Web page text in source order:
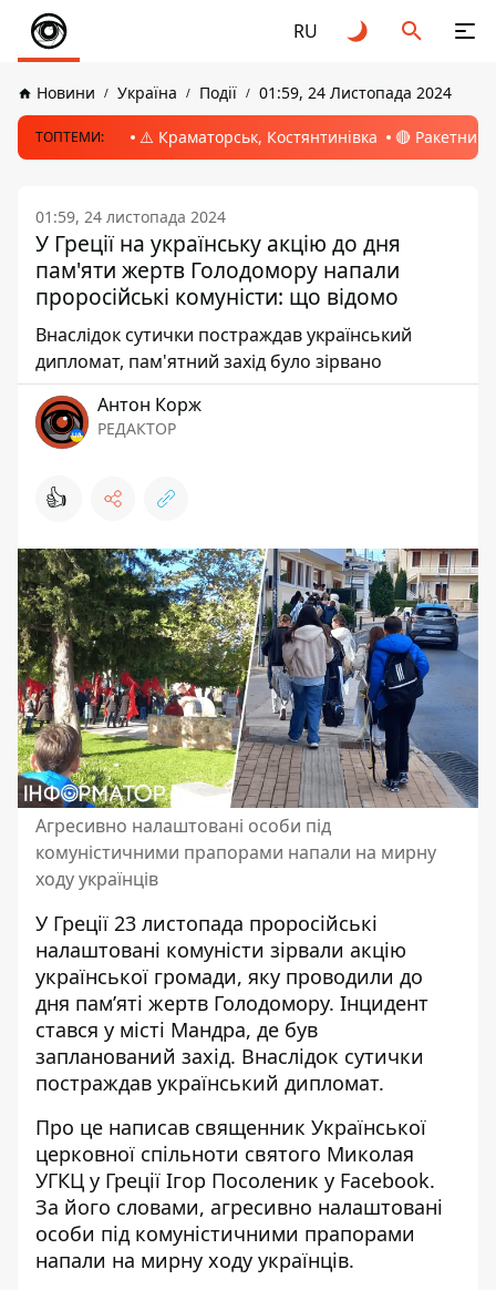
RU
Новини Україна Події 01:59, 24 Листопада 2024
ТОПТЕМИ: ⚠️ Краматорськ, Костянтинівка 🔴 Ракетний
01:59, 24 листопада 2024
У Греції на українську акцію до дня
пам'яти жертв Голодомору напали
проросійські комуністи: що відомо
Внаслідок сутички постраждав український
дипломат, пам'ятний захід було зірвано
Антон Корж
РЕДАКТОР
👍
Агресивно налаштовані особи під
комуністичними прапорами напали на мирну
ходу українців
У Греції 23 листопада проросійські
налаштовані комуністи зірвали акцію
української громади, яку проводили до
дня пам’яті жертв Голодомору. Інцидент
стався у місті Мандра, де був
запланований захід. Внаслідок сутички
постраждав український дипломат.
Про це написав священник Української
церковної спільноти святого Миколая
УГКЦ у Греції Ігор Посоленик у Facebook.
За його словами, агресивно налаштовані
особи під комуністичними прапорами
напали на мирну ходу українців.